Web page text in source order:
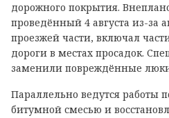
дорожного покрытия.
проведённый 4 августа из-за
проезжей части, включал
дороги в местах просадок.
заменили повреждённые
Параллельно ведутся работы
битумной смесью и